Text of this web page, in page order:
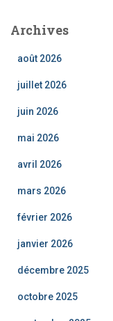
Archives
août 2026
juillet 2026
juin 2026
mai 2026
avril 2026
mars 2026
février 2026
janvier 2026
décembre 2025
octobre 2025